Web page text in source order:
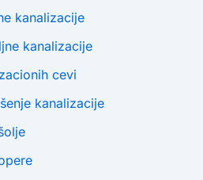
kanalizacije
kanalizacije
cevi
kanalizacije